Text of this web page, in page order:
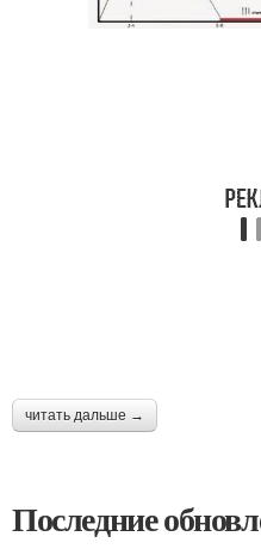
читать дальше →
Последние